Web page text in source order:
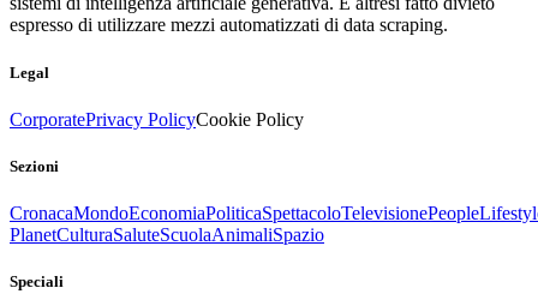
espresso di utilizzare mezzi automatizzati di data scraping.
Legal
CorporatePrivacy PolicyCookie Policy
Sezioni
CronacaMondoEconomiaPoliticaSpettacoloTelevisionePeople
PlanetCulturaSaluteScuolaAnimaliSpazio
Speciali